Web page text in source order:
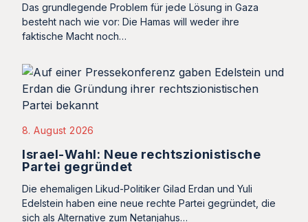
Das grundlegende Problem für jede Lösung in Gaza
besteht nach wie vor: Die Hamas will weder ihre
faktische Macht noch…
8. August 2026
Israel-Wahl: Neue rechtszionistische
Partei gegründet
Die ehemaligen Likud-Politiker Gilad Erdan und Yuli
Edelstein haben eine neue rechte Partei gegründet, die
sich als Alternative zum Netanjahus…